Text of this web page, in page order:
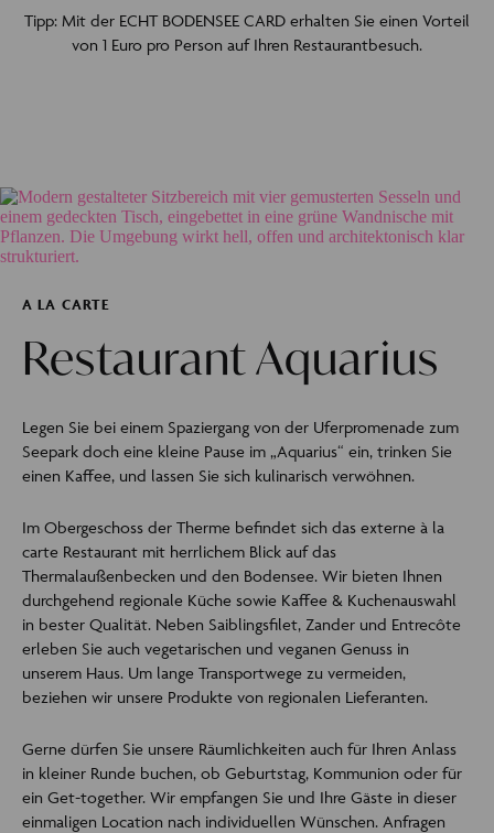
Tipp: Mit der ECHT BODENSEE CARD erhalten Sie einen Vorteil
von 1 Euro pro Person auf Ihren Restaurantbesuch.
A LA CARTE
Restaurant Aquarius
Legen Sie bei einem Spaziergang von der Uferpromenade zum
Seepark doch eine kleine Pause im „Aquarius“ ein, trinken Sie
einen Kaffee, und lassen Sie sich kulinarisch verwöhnen.
Im Obergeschoss der Therme befindet sich das externe à la
carte Restaurant mit herrlichem Blick auf das
Thermalaußenbecken und den Bodensee. Wir bieten Ihnen
durchgehend regionale Küche sowie Kaffee & Kuchenauswahl
in bester Qualität. Neben Saiblingsfilet, Zander und Entrecôte
erleben Sie auch vegetarischen und veganen Genuss in
unserem Haus. Um lange Transportwege zu vermeiden,
beziehen wir unsere Produkte von regionalen Lieferanten.
Gerne dürfen Sie unsere Räumlichkeiten auch für Ihren Anlass
in kleiner Runde buchen, ob Geburtstag, Kommunion oder für
ein Get-together. Wir empfangen Sie und Ihre Gäste in dieser
einmaligen Location nach individuellen Wünschen. Anfragen